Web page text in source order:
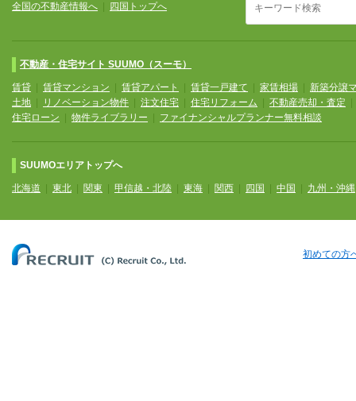
全国の不動産情報へ 四国トップへ
不動産・住宅サイト SUUMO（スーモ）
賃貸 賃貸マンション 賃貸アパート 賃貸一戸建て 家賃相場
新築分譲
土地
リノベーション物件 注文住宅 住宅リフォーム 不動産売却・査定
住宅ローン
物件ライブラリー ファイナンシャルプランナー無料相談
SUUMOエリアトップへ
北海道 東北 関東 甲信越・北陸 東海 関西 四国 中国 九州・沖縄
初めての方